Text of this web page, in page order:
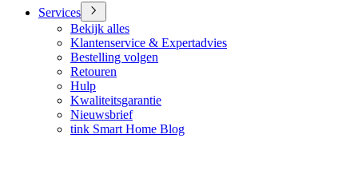
Services
Bekijk alles
Klantenservice & Expertadvies
Bestelling volgen
Retouren
Hulp
Kwaliteitsgarantie
Nieuwsbrief
tink Smart Home Blog